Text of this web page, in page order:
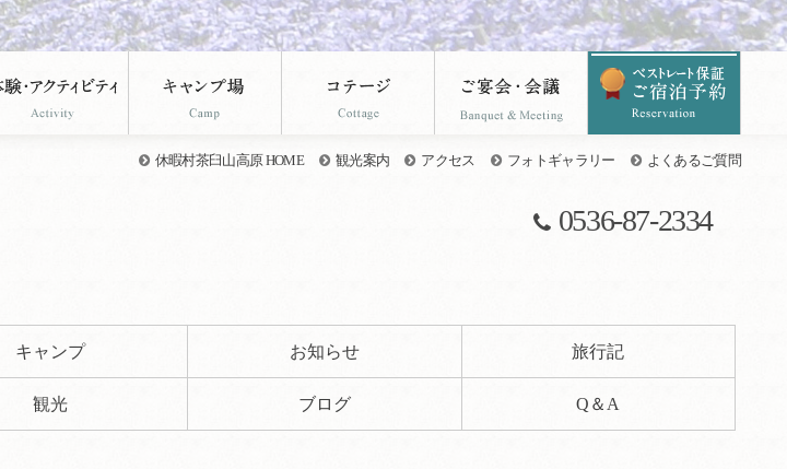
休暇村茶臼山高原 HOME 観光案内 アクセス フォトギャラリー よくあるご質問
0536-87-2334
キャンプ お知らせ 旅行記
観光 ブログ Q＆A